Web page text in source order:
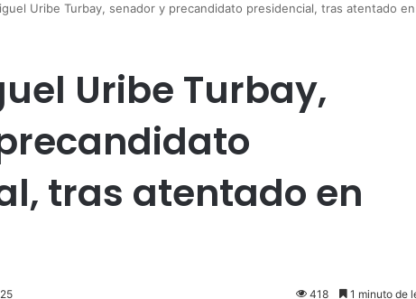
Uribe Turbay, senador y precandidato presidencial, tras atentado
Uribe Turbay,
tras atentado en
418 1 minuto de